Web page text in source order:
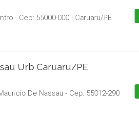
- Cep: 55000-000 - Caruaru/PE
Urb Caruaru/PE
De Nassau - Cep: 55012-290